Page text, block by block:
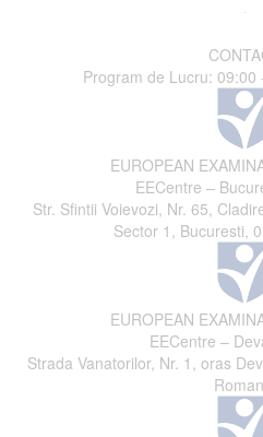
Program de Lucru:
EUROPEAN
EECentre –
Str. Sfintii Voievozi, Nr. 65,
Sector 1, Bucuresti,
EUROPEAN
EECentre –
Strada Vanatorilor, Nr. 1, oras